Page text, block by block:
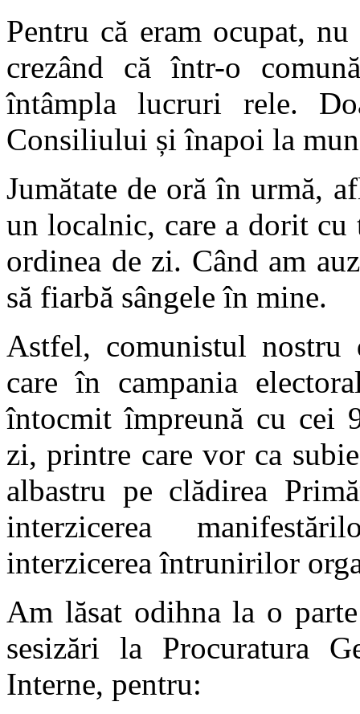
Pentru că eram ocupat,
crezând că într-o
întâmpla lucruri rele.
Consiliului și înapoi la
Jumătate de oră în urmă,
un localnic, care a dorit cu
ordinea de zi. Când am
să fiarbă sângele în mine.
Astfel, comunistul nostru
care în campania
întocmit împreună cu cei
zi, printre care vor ca
albastru pe clădirea
interzicerea
interzicerea întrunirilor
Am lăsat odihna la o
sesizări la Procuratura
Interne, pentru: